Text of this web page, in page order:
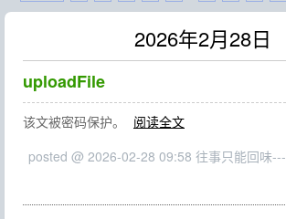
2026年2月28日
uploadFile
该文被密码保护。
阅读全文
posted @ 2026-02-28 09:58 往事只能回味---